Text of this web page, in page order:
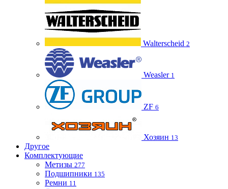
Walterscheid 2
Weasler 1
ZF 6
Хозяин 13
Другое
Комплектующие
Метизы 277
Подшипники 135
Ремни 11